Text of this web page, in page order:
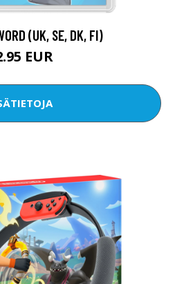
(UK, SE, DK, FI)
EUR